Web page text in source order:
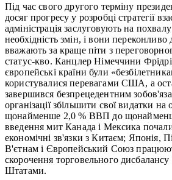
Під час свого другого терміну
досяг прогресу у розробці стратегії
адміністрація заслуговують на
необхідність змін, і вони
вважають за краще піти з
статус-кво. Канцлер Німеччини
європейські країни були
користувалися перевагами США, а
завершився безпрецедентним
організації збільшити свої видатки на
щонайменше 2,0 % ВВП до
введення мит Канада і Мексика
економічні зв'язки з Китаєм; Японія,
В'єтнам і Європейський Союз
скорочення торговельного
Штатами.